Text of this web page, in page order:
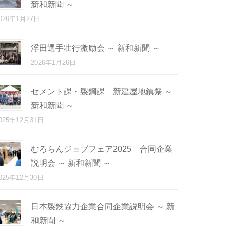
新和新聞 ～
年1月27日
浮田選手壮行激励会 ～ 新和新聞 ～
2026年1月26日
セメント課・製鋼課 新建屋地鎮祭 ～
新和新聞 ～
年12月31日
むろらんジョブフェア2025 合同企業
説明会 ～ 新和新聞 ～
年12月30日
日本製鉄協力企業合同企業説明会 ～ 新
和新聞 ～